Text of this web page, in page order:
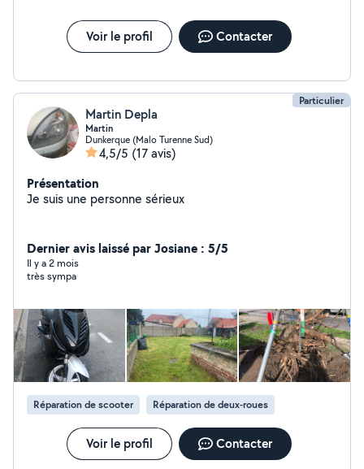
Voir le profil Contacter
Particulier
Martin Depla
Martin
Dunkerque (Malo Turenne Sud)
4,5/5 (17 avis)
Présentation
Je suis une personne sérieux
Dernier avis laissé par Josiane : 5/5
Il y a 2 mois
très sympa
Réparation de scooter Réparation de deux-roues
Voir le profil Contacter